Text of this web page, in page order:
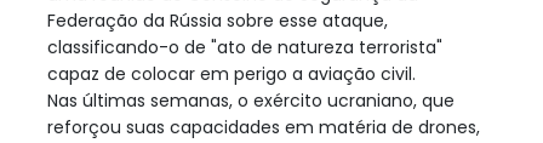
Federação da Rússia sobre esse ataque,
classificando-o de "ato de natureza terrorista"
capaz de colocar em perigo a aviação civil.
Nas últimas semanas, o exército ucraniano, que
reforçou suas capacidades em matéria de drones,